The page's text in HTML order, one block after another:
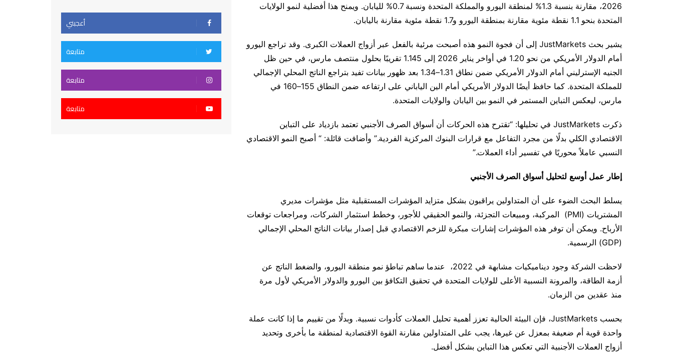
2026، مقارنة
بنسبة لمنطقة اليورو والمملكة المتحدة ونسبة 0.7% لليابان. ويمنح هذا أفضلية لنمو الولايات
المتحدة بنحو نقطة مئوية مقارنة بمنطقة اليورو و1.7 نقطة مئوية مقارنة باليابان.
يشير بحث إلى أن فجوة النمو هذه أصبحت مرئية بالفعل عبر أزواج العملات الكبرى. وقد تراجع اليورو
أمام الدولار الأمريكي من نحو في أواخر يناير إلى تقريبًا بحلول منتصف مارس، في حين ظل
الجنيه الإسترليني أمام الدولار الأمريكي ضمن نطاق بعد ظهور بيانات تفيد بتراجع الناتج المحلي الإجمالي
للمملكة المتحدة. كما حافظ أيضًا الدولار الأمريكي أمام الين الياباني على ارتفاعه ضمن النطاق –
160 في
مارس، ليعكس التباين المستمر في النمو بين اليابان والولايات المتحدة.
ذكرت في تحليلها: “تقترح هذه الحركات أن أسواق الصرف الأجنبي تعتمد بازدياد على التباين
الاقتصادي الكلي بدلًا من مجرد التفاعل مع قرارات البنوك المركزية الفردية.” وأضافت قائلة: “ أصبح النمو الاقتصادي
النسبي عاملاً محوريًا في تفسير أداء العملات.”
إطار عمل أوسع لتحليل أسواق الصرف الأجنبي
يسلط البحث الضوء على أن المتداولين يراقبون بشكل متزايد المؤشرات المستقبلية مثل مؤشرات مديري
المشتريات (PMI) المركبة، ومبيعات التجزئة، والنمو الحقيقي للأجور، وخطط استثمار الشركات، ومراجعات توقعات
الأرباح. ويمكن أن توفر هذه المؤشرات إشارات مبكرة للزخم الاقتصادي قبل إصدار بيانات الناتج المحلي الإجمالي
(GDP)
الرسمية.
لاحظت الشركة وجود ديناميكيات مشابهة في 2022، عندما ساهم تباطؤ نمو منطقة اليورو، والضغط الناتج عن
أزمة الطاقة، والمرونة النسبية الأعلى للولايات المتحدة في تحقيق التكافؤ بين اليورو والدولار الأمريكي لأول مرة
منذ عقدين من الزمان.
بحسب ، فإن البيئة الحالية تعزز أهمية تحليل العملات كأدوات نسبية. وبدلًا من تقييم ما إذا كانت عملة
واحدة قوية أم ضعيفة بمعزل عن غيرها، يجب على المتداولين مقارنة القوة الاقتصادية لمنطقة ما بأخرى وتحديد
أزواج العملات الأجنبية التي تعكس هذا التباين بشكل أفضل.
أعجبني
متابعة
متابعة
متابعة